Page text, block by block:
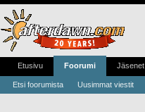
Etusivu Foorumi
Etsi foorumista Uusimmat viestit
Jäsenet